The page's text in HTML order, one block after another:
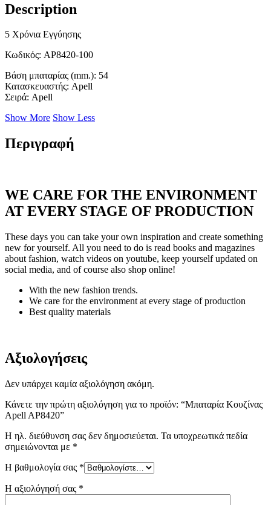
Description
5 Χρόνια Εγγύησης
Κωδικός: AP8420-100
Βάση μπαταρίας (mm.): 54
Κατασκευαστής: Apell
Σειρά: Apell
Show More Show Less
Περιγραφή
WE CARE FOR THE ENVIRONMENT
AT EVERY STAGE OF PRODUCTION
These days you can take your own inspiration and create something
new for yourself. All you need to do is read books and magazines
about fashion, watch videos on youtube, keep yourself updated on
social media, and of course also shop online!
With the new fashion trends.
We care for the environment at every stage of production
Best quality materials
Αξιολογήσεις
Δεν υπάρχει καμία αξιολόγηση ακόμη.
Κάνετε την πρώτη αξιολόγηση για το προϊόν: “Μπαταρία Κουζίνας
Apell AP8420”
Η ηλ. διεύθυνση σας δεν δημοσιεύεται. Τα υποχρεωτικά πεδία
σημειώνονται με *
Η βαθμολογία σας *
Η αξιολόγησή σας *